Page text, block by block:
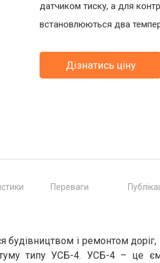
датчиком тиску, а для
встановлюються два
Дізнатись ціну
Переваги
і ремонтом доріг,
типу УСБ-4. УСБ-4 – це